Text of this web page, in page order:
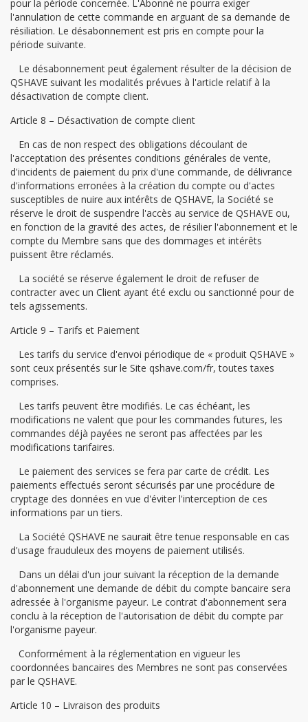
pour la période concernée. L'Abonné ne pourra exiger
l'annulation de cette commande en arguant de sa demande de
résiliation. Le désabonnement est pris en compte pour la
période suivante.
Le désabonnement peut également résulter de la décision de
QSHAVE suivant les modalités prévues à l'article relatif à la
désactivation de compte client.
Article 8 – Désactivation de compte client
En cas de non respect des obligations découlant de
l'acceptation des présentes conditions générales de vente,
d'incidents de paiement du prix d'une commande, de délivrance
d'informations erronées à la création du compte ou d'actes
susceptibles de nuire aux intérêts de QSHAVE, la Société se
réserve le droit de suspendre l'accès au service de QSHAVE ou,
en fonction de la gravité des actes, de résilier l'abonnement et le
compte du Membre sans que des dommages et intérêts
puissent être réclamés.
La société se réserve également le droit de refuser de
contracter avec un Client ayant été exclu ou sanctionné pour de
tels agissements.
Article 9 – Tarifs et Paiement
Les tarifs du service d'envoi périodique de « produit QSHAVE »
sont ceux présentés sur le Site qshave.com/fr, toutes taxes
comprises.
Les tarifs peuvent être modifiés. Le cas échéant, les
modifications ne valent que pour les commandes futures, les
commandes déjà payées ne seront pas affectées par les
modifications tarifaires.
Le paiement des services se fera par carte de crédit. Les
paiements effectués seront sécurisés par une procédure de
cryptage des données en vue d'éviter l'interception de ces
informations par un tiers.
La Société QSHAVE ne saurait être tenue responsable en cas
d'usage frauduleux des moyens de paiement utilisés.
Dans un délai d'un jour suivant la réception de la demande
d'abonnement une demande de débit du compte bancaire sera
adressée à l'organisme payeur. Le contrat d'abonnement sera
conclu à la réception de l'autorisation de débit du compte par
l'organisme payeur.
Conformément à la réglementation en vigueur les
coordonnées bancaires des Membres ne sont pas conservées
par le QSHAVE.
Article 10 – Livraison des produits